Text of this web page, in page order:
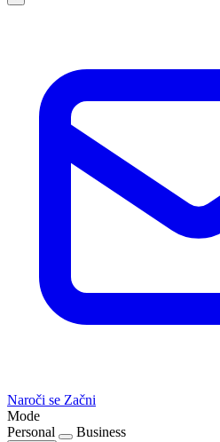
Naroči se Začni
Mode
Personal
Business